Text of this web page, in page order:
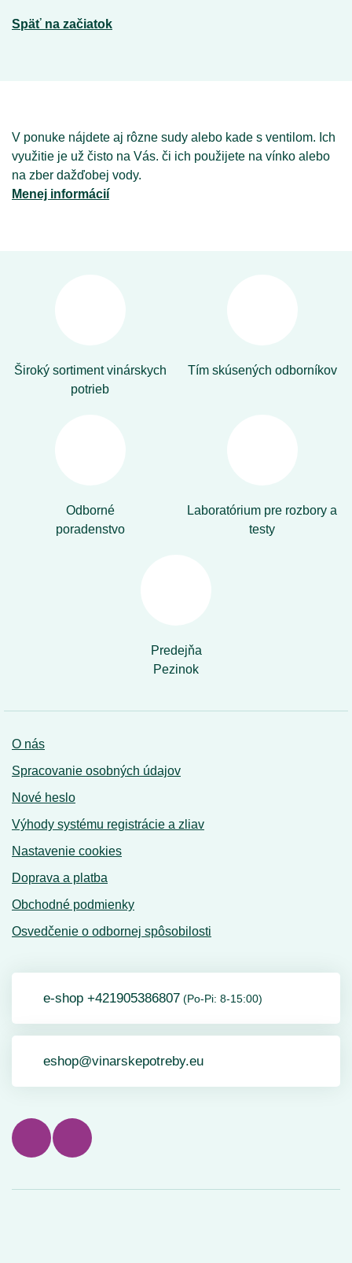
Späť na začiatok
V ponuke nájdete aj rôzne sudy alebo kade s ventilom. Ich
využitie je už čisto na Vás. či ich použijete na vínko alebo
na zber dažďobej vody.
Menej informácií
Široký sortiment vinárskych
potrieb
Tím skúsených odborníkov
Odborné
poradenstvo
Laboratórium pre rozbory a
testy
Predejňa
Pezinok
O nás
Spracovanie osobných údajov
Nové heslo
Výhody systému registrácie a zliav
Nastavenie cookies
Doprava a platba
Obchodné podmienky
Osvedčenie o odbornej spôsobilosti
e-shop +421905386807 (Po-Pi: 8-15:00)
eshop@vinarskepotreby.eu